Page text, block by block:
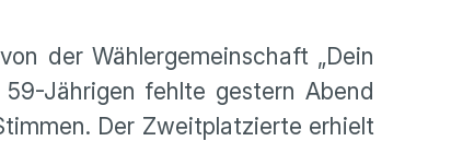
der Wählergemeinschaft „Dein
Jährigen fehlte gestern Abend
Der Zweitplatzierte erhielt